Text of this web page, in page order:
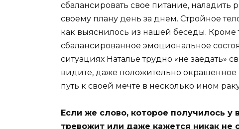
сбалансировать свое питание,
своему плану день за днем. Стройное
как выяснилось из нашей беседы. Кроме
сбалансированное эмоциональное
ситуациях Наталье трудно «не заедать»
видите, даже положительно
путь к своей мечте в несколько ином
Если же слово, которое получилось у
тревожит или даже кажется никак не